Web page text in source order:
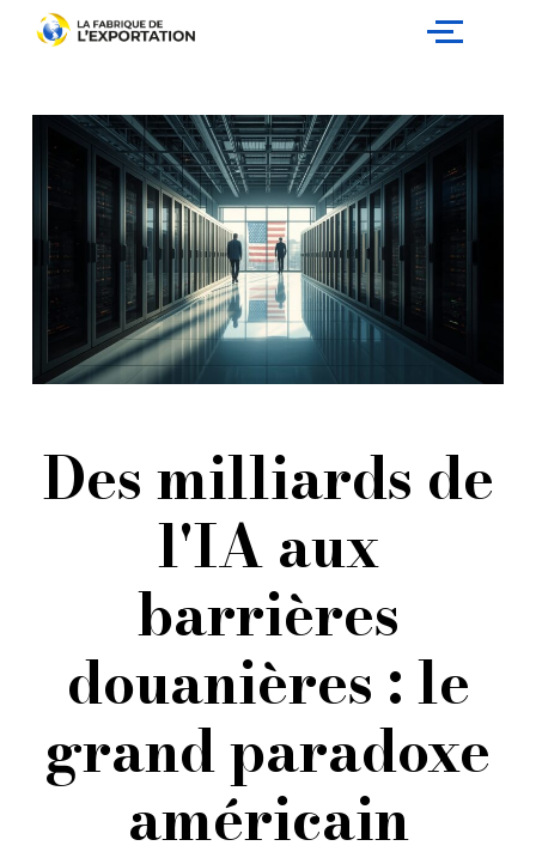
Des milliards de
l'IA aux
barrières
douanières : le
grand paradoxe
américain